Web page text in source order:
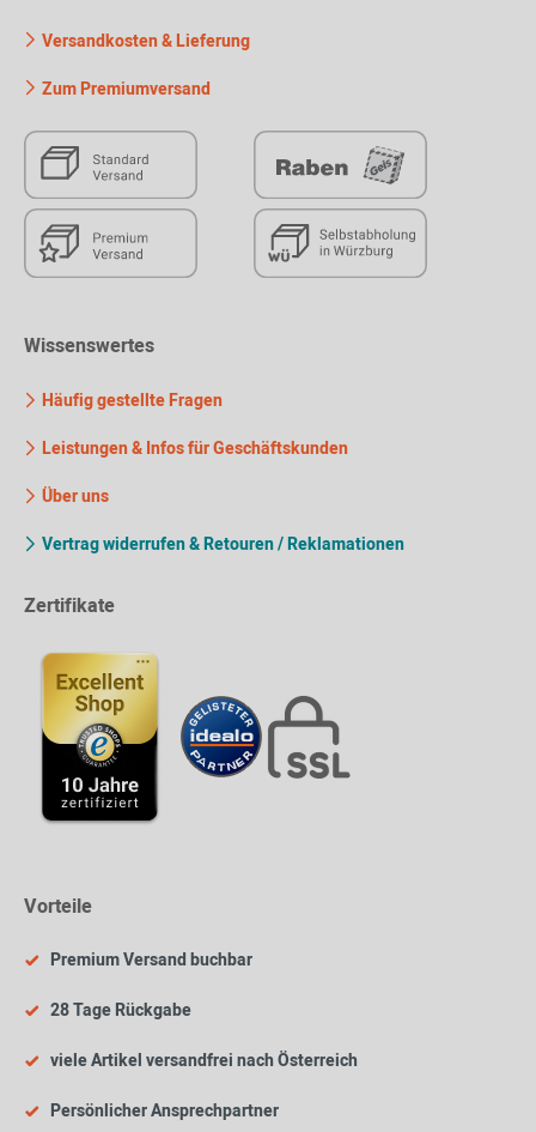
Versandkosten & Lieferung
Zum Premiumversand
Wissenswertes
Häufig gestellte Fragen
Leistungen & Infos für Geschäftskunden
Über uns
Vertrag widerrufen & Retouren / Reklamationen
Zertifikate
Vorteile
Premium Versand buchbar
28 Tage Rückgabe
viele Artikel versandfrei nach Österreich
Persönlicher Ansprechpartner